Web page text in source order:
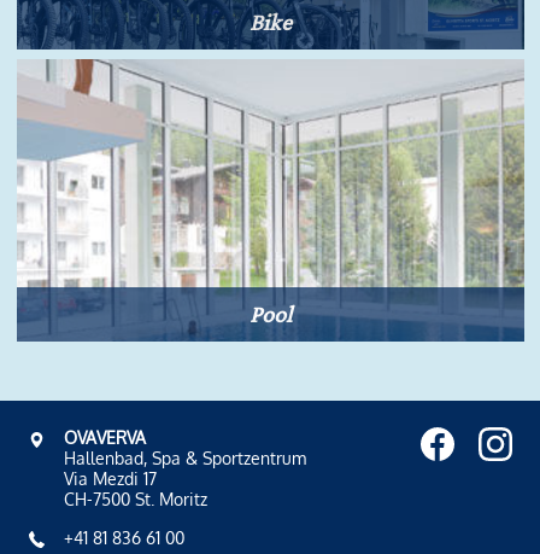
Bike
Pool
OVAVERVA
Hallenbad, Spa & Sportzentrum
Via Mezdi 17
CH-7500 St. Moritz
+41 81 836 61 00